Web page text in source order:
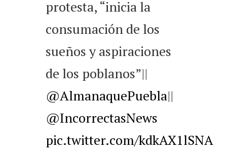
protesta, “inicia la
consumación de los
sueños y aspiraciones
de los poblanos”||
@AlmanaquePuebla||
@IncorrectasNews
pic.twitter.com/kdkAX1lSNA